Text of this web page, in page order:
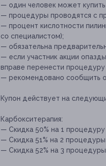
— один человек может купить
— процедуры проводятся с
— процент кислотности
со специалистом);
— обязательна
— если участник акции
вправе перенести
— рекомендовано сообщить
Купон действует на
Карбокситерапия:
— Скидка 50% на 1
— Скидка 51% на 2
— Скидка 52% на 3